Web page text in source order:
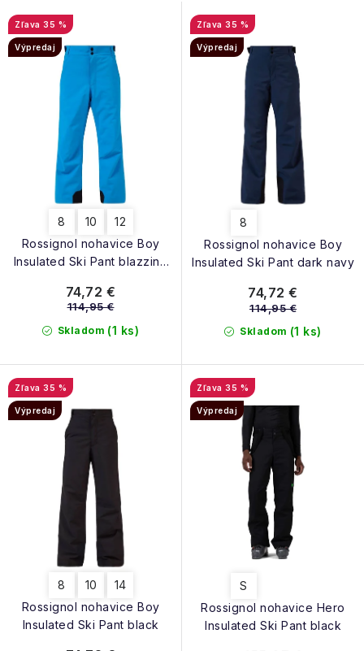
VÝPREDAJ
ZNAČKY
Vrátenie a výmena
Blog
Moja objednávka
s
p
i
e
v
Rossignol nohavice Boy
Insulated Ski Pant blazzing
35 %
Výpredaj
8 10 12
Skladom (1 ks)
74,72 €
114,95 €
Rossignol nohavice Boy
Insulated Ski Pant dark navy
35 %
Výpredaj
8
Skladom (1 ks)
74,72 €
114,95 €
Rossignol nohavice Boy
Insulated Ski Pant black
35 %
Výpredaj
8 10 14
Rossignol nohavice Hero
Insulated Ski Pant black
35 %
Výpredaj
S